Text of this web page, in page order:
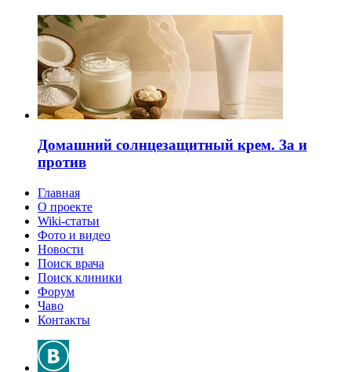
Домашний солнцезащитный крем. За и
против
Главная
О проекте
Wiki-статьи
Фото и видео
Новости
Поиск врача
Поиск клиники
Форум
Чаво
Контакты